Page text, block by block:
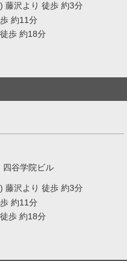
藤沢より 徒歩 約3分
約11分
歩 約18分
四谷学院ビル
藤沢より 徒歩 約3分
約11分
歩 約18分